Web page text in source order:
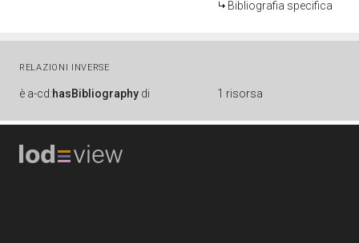
Bibliografia specifica
RELAZIONI INVERSE
è a-cd:hasBibliography di 1 risorsa